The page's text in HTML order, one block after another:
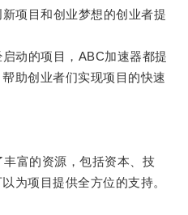
目和创业梦想的创业者提
的项目，ABC加速器都提
助创业者们实现项目的快速
富的资源，包括资本、技
为项目提供全方位的支持。